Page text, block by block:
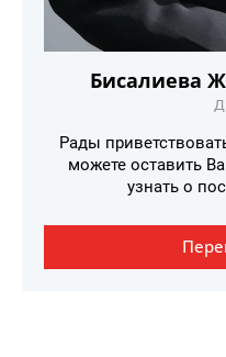
Бисалиева
Рады
можете оставить
узнать о